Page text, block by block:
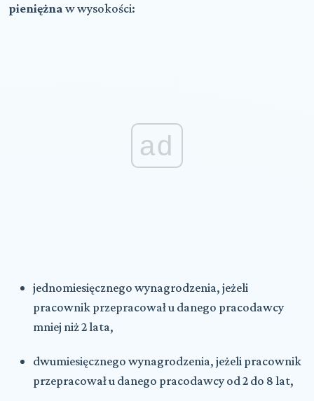
pieniężna w wysokości:
ad
jednomiesięcznego wynagrodzenia, jeżeli
pracownik przepracował u danego pracodawcy
mniej niż 2 lata,
dwumiesięcznego wynagrodzenia, jeżeli pracownik
przepracował u danego pracodawcy od 2 do 8 lat,